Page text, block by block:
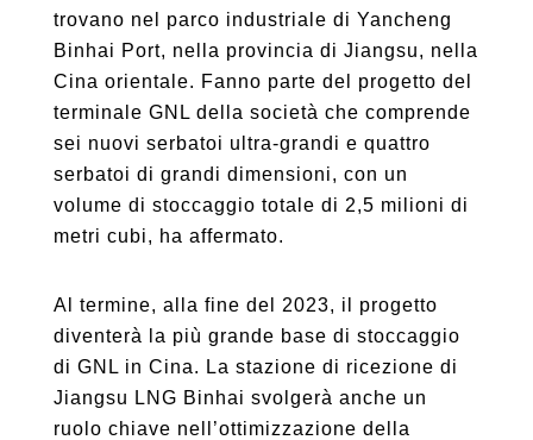
trovano nel parco industriale di Yancheng
Binhai Port, nella provincia di Jiangsu, nella
Cina orientale. Fanno parte del progetto del
terminale GNL della società che comprende
sei nuovi serbatoi ultra-grandi e quattro
serbatoi di grandi dimensioni, con un
volume di stoccaggio totale di 2,5 milioni di
metri cubi, ha affermato.
Al termine, alla fine del 2023, il progetto
diventerà la più grande base di stoccaggio
di GNL in Cina. La stazione di ricezione di
Jiangsu LNG Binhai svolgerà anche un
ruolo chiave nell’ottimizzazione della